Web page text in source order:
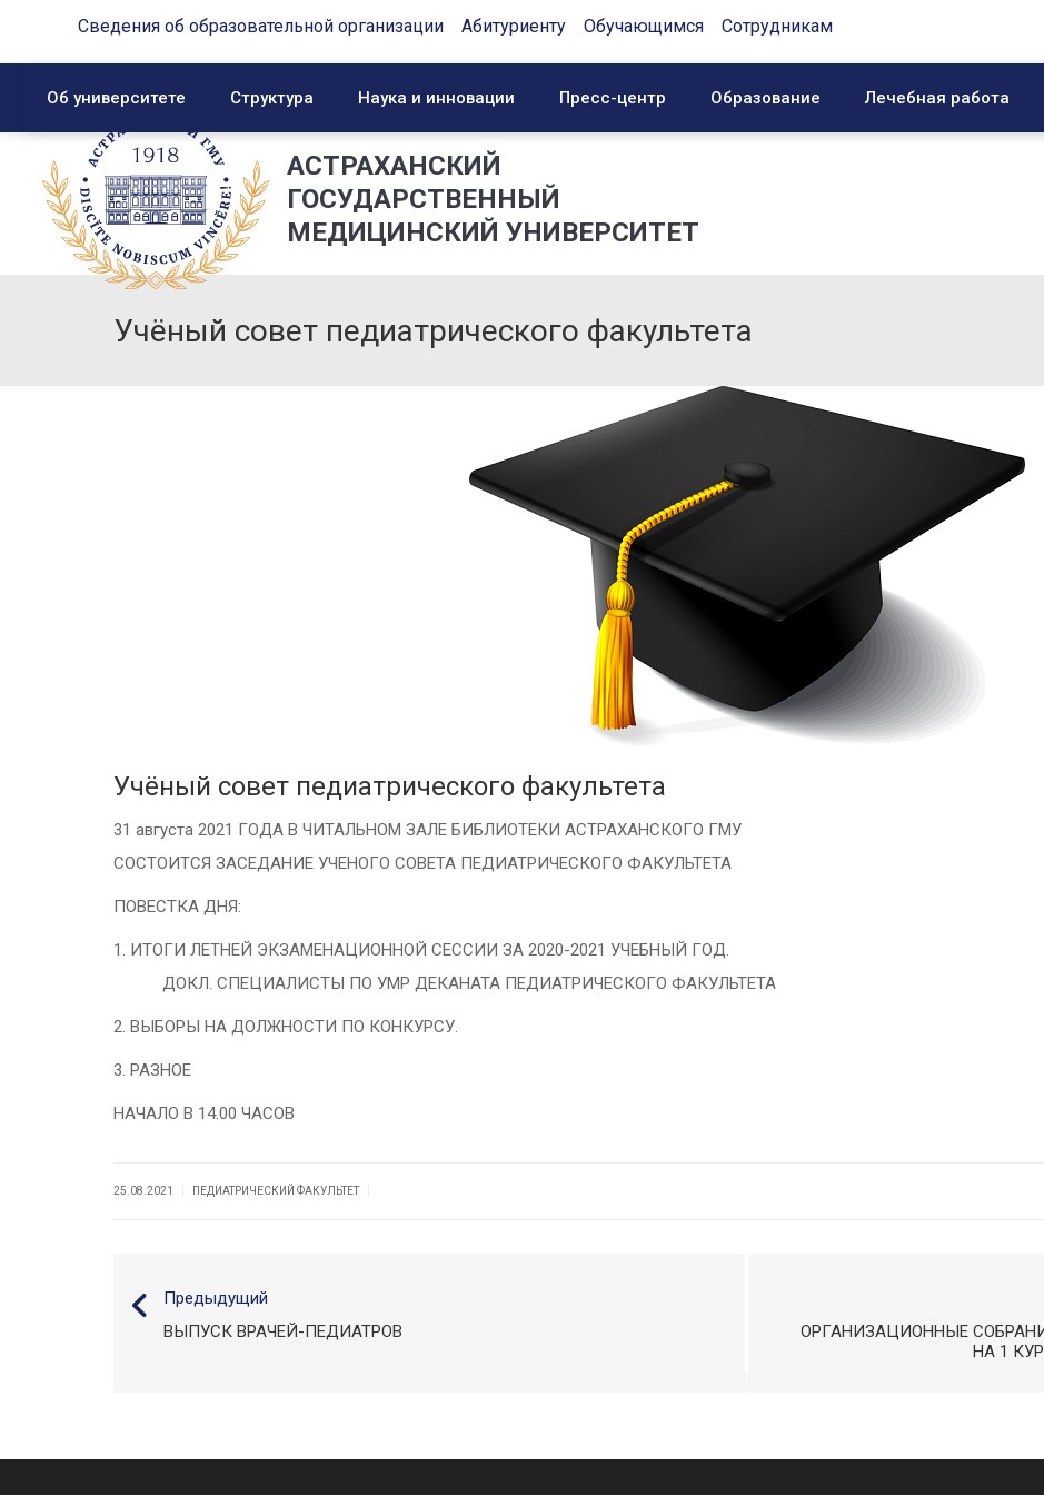
Сведения об образовательной организации Абитуриенту Обучающимся Сотрудникам
Об университете Структура Наука и инновации Пресс-центр Образование Лечебная работа
АСТРАХАНСКИЙ
ГОСУДАРСТВЕННЫЙ
МЕДИЦИНСКИЙ УНИВЕРСИТЕТ
Учёный совет педиатрического факультета
Учёный совет педиатрического факультета
31 августа 2021 ГОДА В ЧИТАЛЬНОМ ЗАЛЕ БИБЛИОТЕКИ АСТРАХАНСКОГО ГМУ
СОСТОИТСЯ ЗАСЕДАНИЕ УЧЕНОГО СОВЕТА ПЕДИАТРИЧЕСКОГО ФАКУЛЬТЕТА
ПОВЕСТКА ДНЯ:
1. ИТОГИ ЛЕТНЕЙ ЭКЗАМЕНАЦИОННОЙ СЕССИИ ЗА 2020-2021 УЧЕБНЫЙ ГОД.
ДОКЛ. СПЕЦИАЛИСТЫ ПО УМР ДЕКАНАТА ПЕДИАТРИЧЕСКОГО ФАКУЛЬТЕТА
2. ВЫБОРЫ НА ДОЛЖНОСТИ ПО КОНКУРСУ.
3. РАЗНОЕ
НАЧАЛО В 14.00 ЧАСОВ
25.08.2021 ПЕДИАТРИЧЕСКИЙ ФАКУЛЬТЕТ
Предыдущий
ВЫПУСК ВРАЧЕЙ-ПЕДИАТРОВ
ОРГАНИЗАЦИОННЫЕ
НА 1